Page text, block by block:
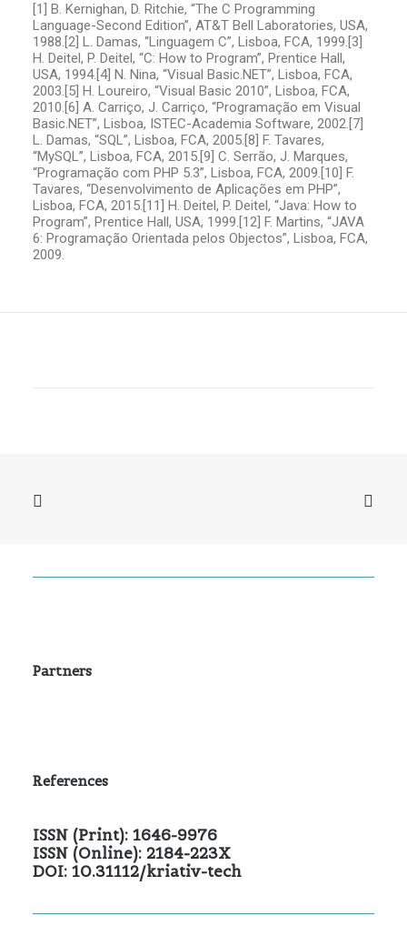
[1] B. Kernighan, D. Ritchie, “The C Programming
Language-Second Edition”, AT&T Bell Laboratories, USA,
1988.[2] L. Damas, “Linguagem C”, Lisboa, FCA, 1999.[3]
H. Deitel, P. Deitel, “C: How to Program”, Prentice Hall,
USA, 1994.[4] N. Nina, “Visual Basic.NET”, Lisboa, FCA,
2003.[5] H. Loureiro, “Visual Basic 2010”, Lisboa, FCA,
2010.[6] A. Carriço, J. Carriço, “Programação em Visual
Basic.NET”, Lisboa, ISTEC-Academia Software, 2002.[7]
L. Damas, “SQL”, Lisboa, FCA, 2005.[8] F. Tavares,
“MySQL”, Lisboa, FCA, 2015.[9] C. Serrão, J. Marques,
“Programação com PHP 5.3”, Lisboa, FCA, 2009.[10] F.
Tavares, “Desenvolvimento de Aplicações em PHP”,
Lisboa, FCA, 2015.[11] H. Deitel, P. Deitel, “Java: How to
Program”, Prentice Hall, USA, 1999.[12] F. Martins, “JAVA
6: Programação Orientada pelos Objectos”, Lisboa, FCA,
2009.
Partners
References
ISSN (Print): 1646-9976
ISSN (Online): 2184-223X
DOI: 10.31112/kriativ-tech